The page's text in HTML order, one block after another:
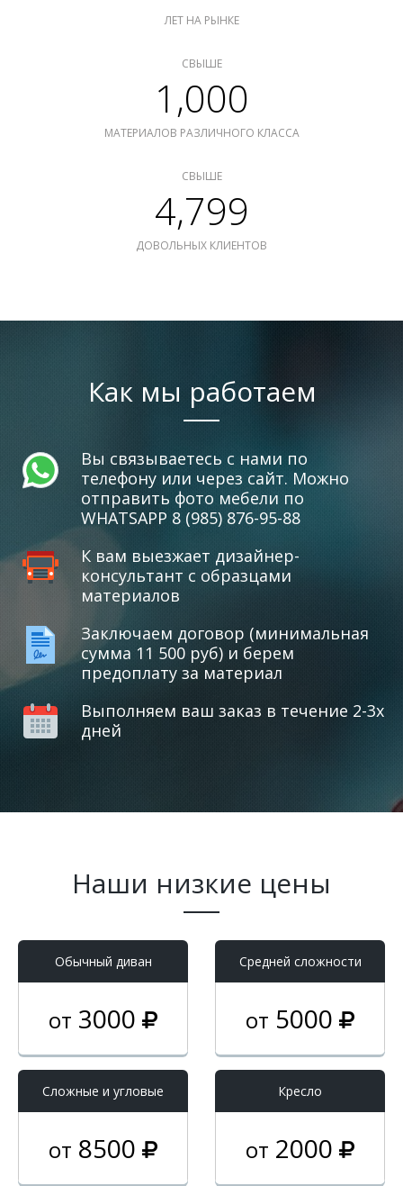
ЛЕТ НА РЫНКЕ
СВЫШЕ
1,000
МАТЕРИАЛОВ РАЗЛИЧНОГО КЛАССА
СВЫШЕ
4,799
ДОВОЛЬНЫХ КЛИЕНТОВ
Как мы работаем
Вы связываетесь с нами по
телефону или через сайт. Можно
отправить фото мебели по
WHATSAPP 8 (985) 876-95-88
К вам выезжает дизайнер-
консультант с образцами
материалов
Заключаем договор (минимальная
сумма 11 500 руб) и берем
предоплату за материал
Выполняем ваш заказ в течение 2-3х
дней
Наши низкие цены
Обычный диван
от 3000
Средней сложности
от 5000
Cложные и угловые
от 8500
Кресло
от 2000